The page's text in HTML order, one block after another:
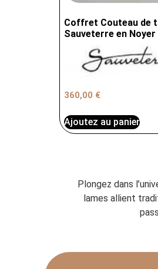
Coffret Couteau de
Sauveterre en Noyer
360,00 €
Ajoutez au panier
Plongez dans
lames allient